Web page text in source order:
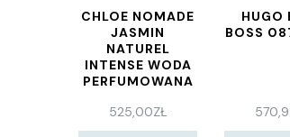
CHLOE NOMADE
JASMIN
NATUREL
INTENSE WODA
PERFUMOWANA
525,00ZŁ
HUGO
BOSS